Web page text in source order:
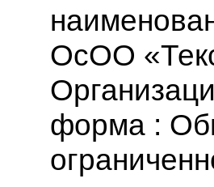
Полное и
ОсОО
форма :